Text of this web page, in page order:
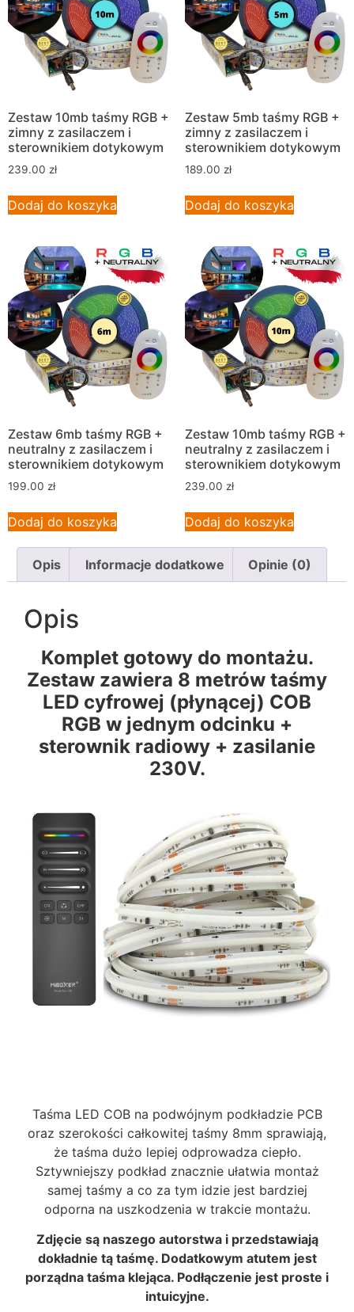
Zestaw 10mb taśmy RGB +
zimny z zasilaczem i
sterownikiem dotykowym
239.00 zł
Dodaj do koszyka
Zestaw 5mb taśmy RGB +
zimny z zasilaczem i
sterownikiem dotykowym
189.00 zł
Dodaj do koszyka
Zestaw 6mb taśmy RGB +
neutralny z zasilaczem i
sterownikiem dotykowym
199.00 zł
Dodaj do koszyka
Zestaw 10mb taśmy RGB +
neutralny z zasilaczem i
sterownikiem dotykowym
239.00 zł
Dodaj do koszyka
Opis Informacje dodatkowe Opinie (0)
Opis
Komplet gotowy do montażu.
Zestaw zawiera 8 metrów taśmy
LED cyfrowej (płynącej) COB
RGB w jednym odcinku +
sterownik radiowy + zasilanie
230V.
Taśma LED COB na podwójnym podkładzie PCB
oraz szerokości całkowitej taśmy 8mm sprawiają,
że taśma dużo lepiej odprowadza ciepło.
Sztywniejszy podkład znacznie ułatwia montaż
samej taśmy a co za tym idzie jest bardziej
odporna na uszkodzenia w trakcie montażu.
Zdjęcie są naszego autorstwa i przedstawiają
dokładnie tą taśmę. Dodatkowym atutem jest
porządna taśma klejąca. Podłączenie jest proste i
intuicyjne.